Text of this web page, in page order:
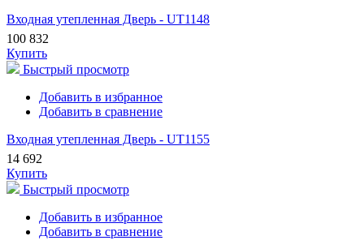
Входная утепленная Дверь - UT1148
100 832
Купить
Быстрый просмотр
Добавить в избранное
Добавить в сравнение
Входная утепленная Дверь - UT1155
14 692
Купить
Быстрый просмотр
Добавить в избранное
Добавить в сравнение